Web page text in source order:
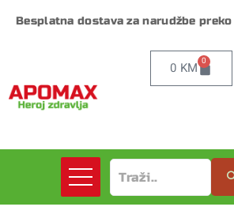
Besplatna dostava za narudžbe preko
0 KM 0